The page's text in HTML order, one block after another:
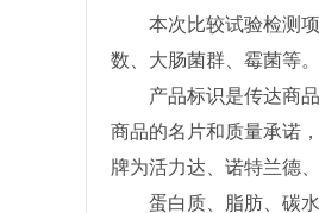
本次比较试验检测项
数、大肠菌群、霉菌等。
产品标识是传达商品
商品的名片和质量承诺
牌为活力达、诺特兰德
蛋白质、脂肪、碳水